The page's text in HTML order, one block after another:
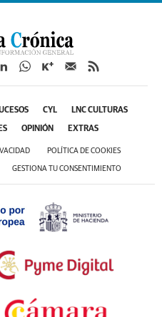
CYL LNC CULTURAS
OPINIÓN EXTRAS
POLÍTICA DE COOKIES
GESTIONA TU CONSENTIMIENTO